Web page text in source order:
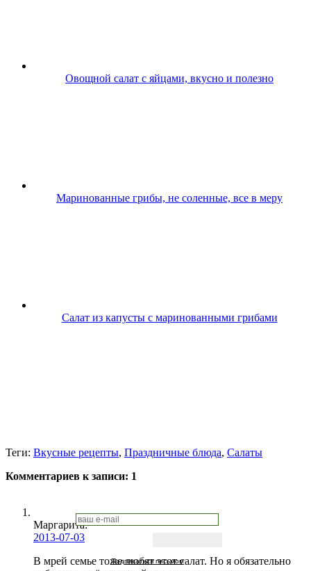
Овощной салат с яйцами, вкусно и полезно
Маринованные грибы, не соленные, все в меру
Салат из капусты с маринованными грибами
Подписаться письмом
Теги: Вкусные рецепты, Праздничные блюда, Салаты
Комментариев к записи: 1
Маргарита:
2013-07-03
В мрей семье тоже любят этот салат. Но я обязательно